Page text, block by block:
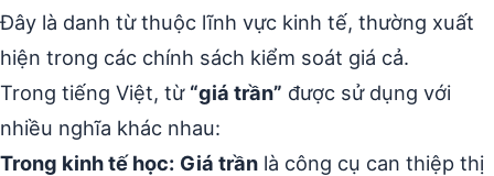
Đây là danh từ thuộc lĩnh vực kinh tế, thường xuất
hiện trong các chính sách kiểm soát giá cả.
Trong tiếng Việt, từ “giá trần” được sử dụng với
nhiều nghĩa khác nhau:
Trong kinh tế học: Giá trần là công cụ can thiệp thị